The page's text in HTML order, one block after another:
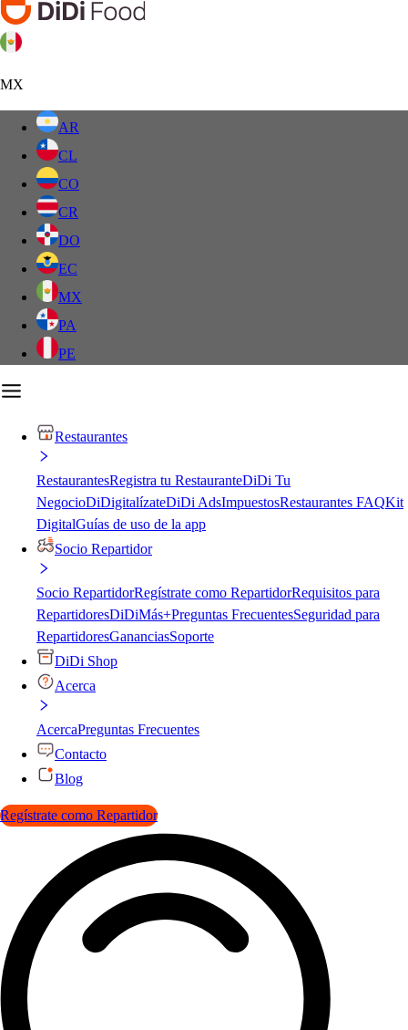
MX
AR
CL
CO
CR
DO
EC
MX
PA
PE
Restaurantes
RestaurantesRegistra tu RestauranteDiDi Tu
NegocioDiDigitalízateDiDi AdsImpuestosRestaurantes FAQKit
DigitalGuías de uso de la app
Socio Repartidor
Socio RepartidorRegístrate como RepartidorRequisitos para
RepartidoresDiDiMás+Preguntas FrecuentesSeguridad para
RepartidoresGananciasSoporte
DiDi Shop
Acerca
AcercaPreguntas Frecuentes
Contacto
Blog
Regístrate como Repartidor